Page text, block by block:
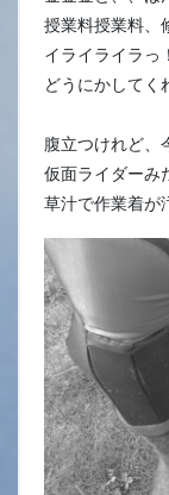
授業料授業料、
イライライラっ
どうにかしてく
腹立つけれど、
仮面ライダーみ
草汁で作業着が